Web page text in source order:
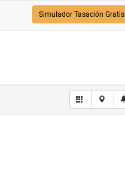
Simulador Tasación Gratis